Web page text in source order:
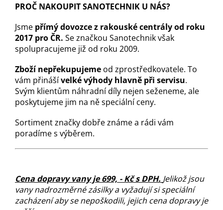
PROČ NAKOUPIT SANOTECHNIK U NÁS?
Jsme přímý dovozce z rakouské centrály od roku
2017 pro ČR. Se značkou Sanotechnik však
spolupracujeme již od roku 2009.
Zboží nepřekupujeme od zprostředkovatele. To
vám přinášívelké výhody hlavně při servisu.
Svým klientům náhradní díly nejen seženeme, ale
poskytujeme jim na ně speciální ceny.
Sortiment značky dobře známe a rádi vám
poradíme s výběrem.
Cena dopravy vany je 699, - Kč s DPH. Jelikož jsou
vany nadrozměrné zásilky a vyžadují si speciální
zacházení aby se nepoškodili, jejich cena dopravy je